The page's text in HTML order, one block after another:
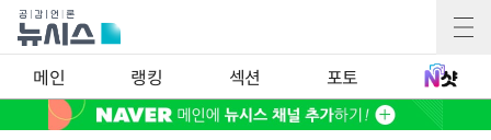
메인 랭킹 섹션 포토